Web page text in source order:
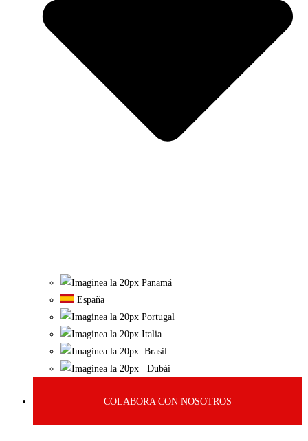
Panamá
España
Portugal
Italia
Brasil
Dubái
COLABORA CON NOSOTROS